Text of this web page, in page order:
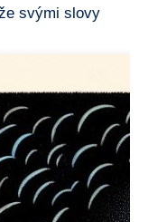
svými slovy